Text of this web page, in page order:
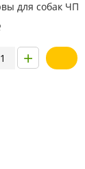
для собак ЧП
+